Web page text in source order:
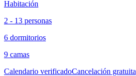
Habitación
2 - 13 personas
6 dormitorios
9 camas
Calendario verificadoCancelación gratuita